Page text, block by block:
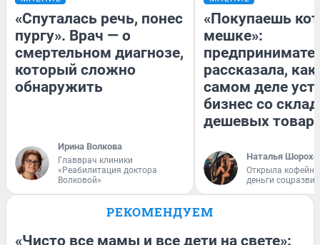
«Спуталась речь, понес
пургу». Врач — о
смертельном диагнозе,
который сложно
обнаружить
Ирина Волкова
Главврач клиники
«Реабилитация доктора
Волковой»
«Покупаешь
мешке»:
рассказала, как
самом деле
бизнес со
дешевых
Наталья
Открыла
деньги
РЕКОМЕНДУЕМ
«Чисто все мамы и все дети на свете»: